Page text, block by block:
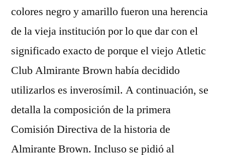
colores negro y amarillo fueron una herencia
de la vieja institución por lo que dar con el
significado exacto de porque el viejo Atletic
Club Almirante Brown había decidido
utilizarlos es inverosímil. A continuación, se
detalla la composición de la primera
Comisión Directiva de la historia de
Almirante Brown. Incluso se pidió al